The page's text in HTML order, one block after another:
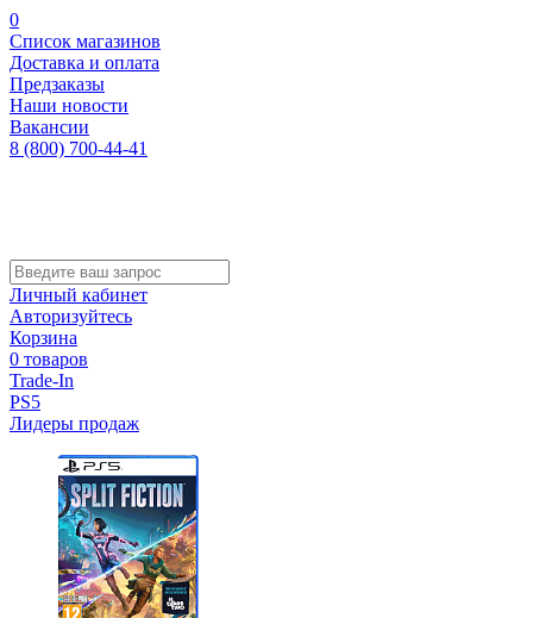
0
Список магазинов
Доставка и оплата
Предзаказы
Наши новости
Вакансии
8 (800) 700-44-41
Личный кабинет
Авторизуйтесь
Корзина
0 товаров
Trade-In
PS5
Лидеры продаж